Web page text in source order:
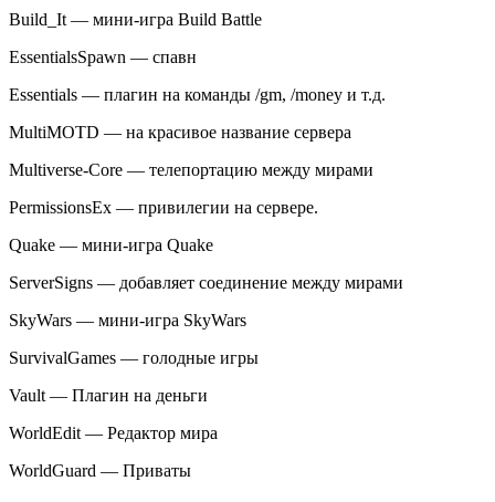
Build_It — мини-игра Build Battle
EssentialsSpawn — спавн
Essentials — плагин на команды /gm, /money и т.д.
MultiMOTD — на красивое название сервера
Multiverse-Core — телепортацию между мирами
PermissionsEx — привилегии на сервере.
Quake — мини-игра Quake
ServerSigns — добавляет соединение между мирами
SkyWars — мини-игра SkyWars
SurvivalGames — голодные игры
Vault — Плагин на деньги
WorldEdit — Редактор мира
WorldGuard — Приваты